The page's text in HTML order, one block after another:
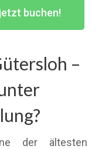
buchen!
–
der ältesten